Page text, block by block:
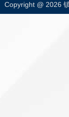
Copyright @ 2026